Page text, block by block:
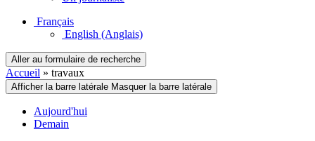
Français
English (Anglais)
Aller au formulaire de recherche
Accueil » travaux
Afficher la barre latérale Masquer la barre latérale
Aujourd'hui
Demain